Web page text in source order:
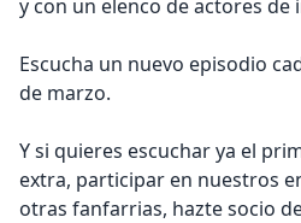
y con un elenco de actores de
Escucha un nuevo episodio
de marzo.
Y si quieres escuchar ya el
extra, participar en nuestros
otras fanfarrias, hazte socio